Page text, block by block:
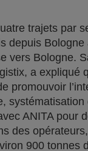
trajets par
depuis
vers Bologne.
a expliqué
promouvoir
ANITA pour
des
900 tonnes